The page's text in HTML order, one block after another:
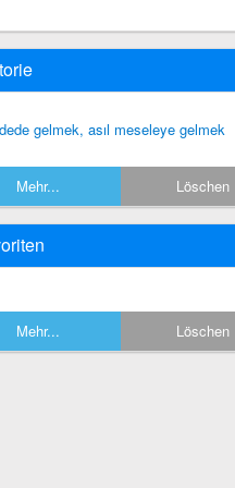
gelmek, asıl meseleye gelmek
Mehr... Löschen
Mehr... Löschen